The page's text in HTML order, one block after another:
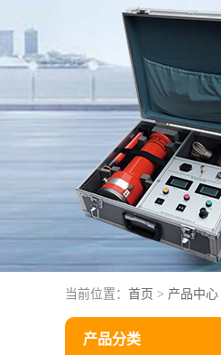
当前位置： 首页 > 产品中心
产品分类